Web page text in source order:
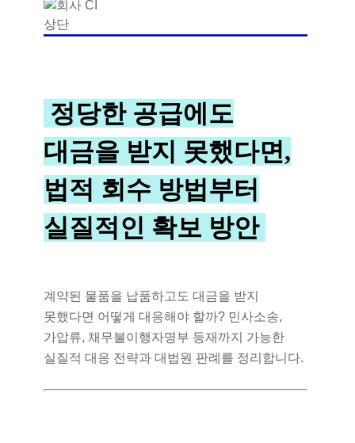
정당한 공급에도
대금을 받지 못했다면,
법적 회수 방법부터
실질적인 확보 방안
계약된 물품을 납품하고도 대금을 받지
못했다면 어떻게 대응해야 할까? 민사소송,
가압류, 채무불이행자명부 등재까지 가능한
실질적 대응 전략과 대법원 판례를 정리합니다.